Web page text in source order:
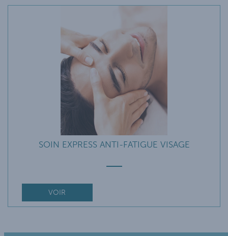
SOIN EXPRESS ANTI-FATIGUE VISAGE
VOIR